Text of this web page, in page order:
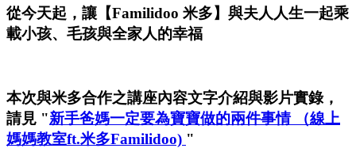
從今天起，讓【Familidoo 米多】與夫人人生一起乘
載小孩、毛孩與全家人的幸福
本次與米多合作之講座內容文字介紹與影片實錄，
請見 "新手爸媽一定要為寶寶做的兩件事情 （線上
媽媽教室ft.米多Familidoo) "